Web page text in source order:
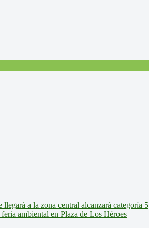
a la zona central alcanzará categoría 5
ambiental en Plaza de Los Héroes